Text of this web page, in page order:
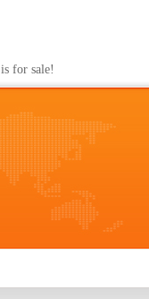
for sale!